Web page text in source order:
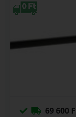
69 600